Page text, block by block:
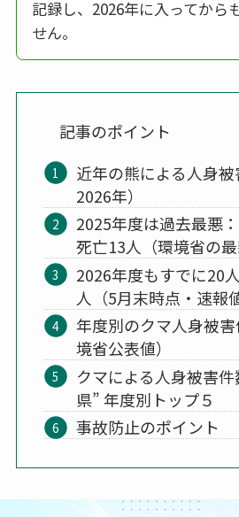
記録し、2026年に入ってから
せん。
記事のポイント
近年の熊による人身
2026年）
2025年度は過去最悪
死亡13人（環境省の最
2026年度もすでに20
人（5月末時点・速報値
年度別のクマ人身被
境省公表値）
クマによる人身被害
県” 年度別トップ５
事故防止のポイント